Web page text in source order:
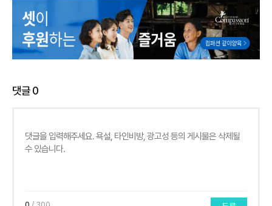
댓글0
0 / 300